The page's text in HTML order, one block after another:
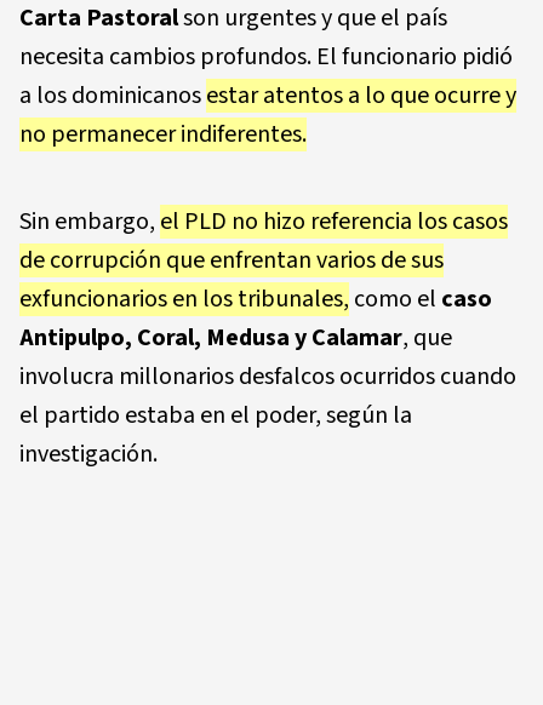
Carta Pastoralson urgentes y que el país
necesita cambios profundos. El funcionario pidió
a los dominicanosestar atentos a lo que ocurre y
no permanecer indiferentes.
Sin embargo, el PLD no hizo referencia los casos
de corrupción que enfrentan varios de sus
exfuncionarios en los tribunales, como el caso
Antipulpo, Coral, Medusa y Calamar, que
involucra millonarios desfalcos ocurridos cuando
el partido estaba en el poder, según la
investigación.